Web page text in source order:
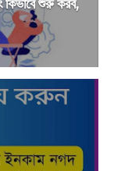
কিভাবে শুরু করব,